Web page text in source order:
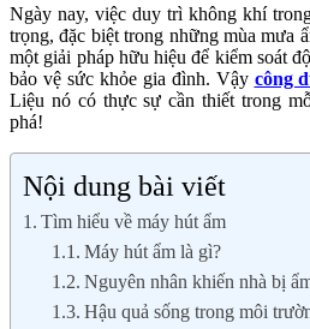
Ngày nay, việc duy trì không khí
trọng, đặc biệt trong những mùa mưa
một giải pháp hữu hiệu để kiểm soát
bảo vệ sức khỏe gia đình. Vậy công
Liệu nó có thực sự cần thiết trong
phá!
Nội dung bài viết
Tìm hiểu về máy hút ẩm
Máy hút ẩm là gì?
Nguyên nhân khiến nhà bị
Hậu quả sống trong môi